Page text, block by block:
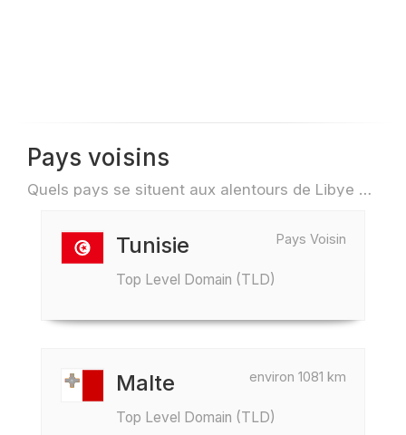
Pays voisins
Quels pays se situent aux alentours de Libye par exemple pour des voyage ou des vols
Pays Voisin
Tunisie
Top Level Domain (TLD)
environ 1081 km
Malte
Top Level Domain (TLD)